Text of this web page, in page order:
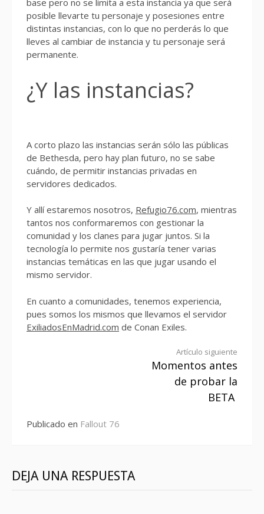
base pero no se limita a esta instancia ya que será
posible llevarte tu personaje y posesiones entre
distintas instancias, con lo que no perderás lo que
lleves al cambiar de instancia y tu personaje será
permanente.
¿Y las instancias?
A corto plazo las instancias serán sólo las públicas
de Bethesda, pero hay plan futuro, no se sabe
cuándo, de permitir instancias privadas en
servidores dedicados.
Y allí estaremos nosotros, Refugio76.com, mientras
tantos nos conformaremos con gestionar la
comunidad y los clanes para jugar juntos. Si la
tecnología lo permite nos gustaría tener varias
instancias temáticas en las que jugar usando el
mismo servidor.
En cuanto a comunidades, tenemos experiencia,
pues somos los mismos que llevamos el servidor
ExiliadosEnMadrid.com de Conan Exiles.
Artículo siguiente
Momentos antes
de probar la
BETA
Publicado en Fallout 76
DEJA UNA RESPUESTA